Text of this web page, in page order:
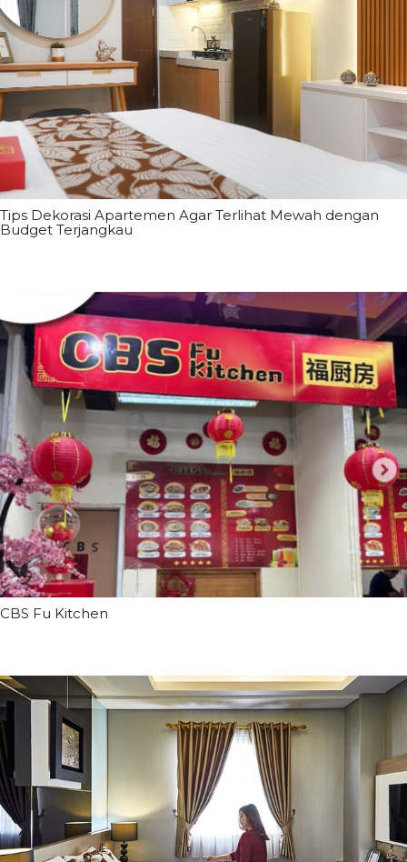
Tips Dekorasi Apartemen Agar Terlihat Mewah dengan
Budget Terjangkau
CBS Fu Kitchen